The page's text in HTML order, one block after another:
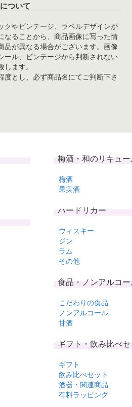
ついて
クやビンテージ、ラベルデザインが
なることから、商品画像に写った情
品が異なる場合がございます。画像
ール、ビンテージから判断されない
します。
度とし、必ず商品名にてご判断下さ
梅酒・和のリキュ
梅酒
果実酒
ハードリカー
ウィスキー
ジン
ラム
その他
食品・ノンアルコ
こだわりの食品
ノンアルコール
甘酒
ギフト・飲み比べセ
ギフト
飲み比べセット
酒器・関連商品
有料ラッピング